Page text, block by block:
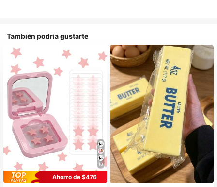
También podría gustarte
10
Ahorro de $476